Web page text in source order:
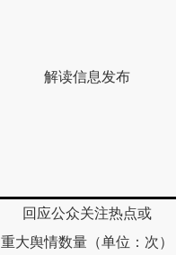
解读信息发布
回应公众关注热点或
重大舆情数量（单位：次）